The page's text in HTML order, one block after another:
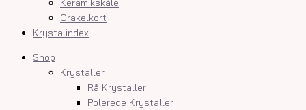
Keramikskåle
Orakelkort
Krystalindex
Shop
Krystaller
Rå Krystaller
Polerede Krystaller